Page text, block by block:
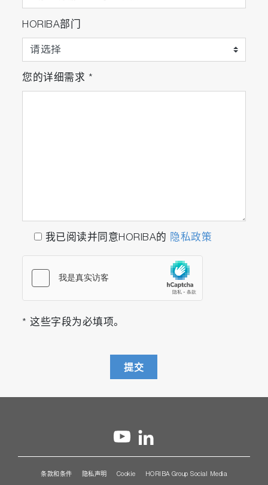
HORIBA部门
您的详细需求 *
我已阅读并同意HORIBA的 隐私政策
* 这些字段为必填项。
提交
条款和条件 隐私声明 Cookie HORIBA Group Social Media